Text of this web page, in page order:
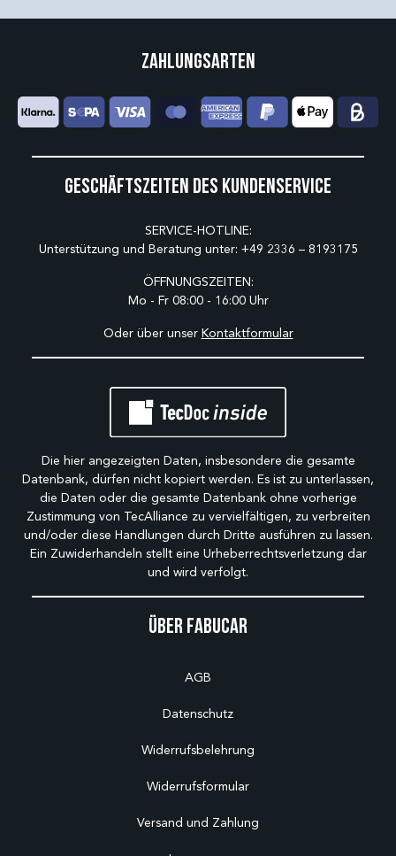
Über Fabucar
AGB
Datenschutz
Widerrufsbelehrung
Widerrufsformular
Versand und Zahlung
Geschäftszeiten des Kundenservice
SERVICE-HOTLINE:
Unterstützung und Beratung unter: +49 2336 – 8193175
ÖFFNUNGSZEITEN:
Mo - Fr 08:00 - 16:00 Uhr
Oder über unser Kontaktformular
Zahlungsarten
Die hier angezeigten Daten, insbesondere die gesamte
Datenbank, dürfen nicht kopiert werden. Es ist zu unterlassen,
die Daten oder die gesamte Datenbank ohne vorherige
Zustimmung von TecAlliance zu vervielfältigen, zu verbreiten
und/oder diese Handlungen durch Dritte ausführen zu lassen.
Ein Zuwiderhandeln stellt eine Urheberrechtsverletzung dar
und wird verfolgt.